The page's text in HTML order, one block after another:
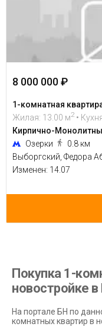
8 000 000 ₽
1-комнатная
Жилая: 13.00 м2 •
Кирпично-
Озерки
0.8 км
Выборгский, Федора
Изменен: 14.07
Покупка 1-
новостройке
На портале БН по
комнатных квартир в